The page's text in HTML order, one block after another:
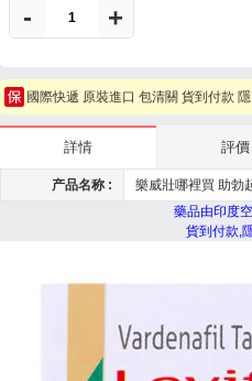
- +
國際快遞 原裝進口 包清關 貨到付款 隱
詳情 評價
产品名称 :
樂威壯哪裡買 助勃
藥品由印度
貨到付款,